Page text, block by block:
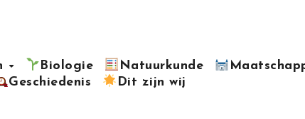
Biologie Natuurkunde
Geschiedenis Dit zijn wij